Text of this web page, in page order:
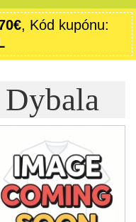
, Kód kupónu: